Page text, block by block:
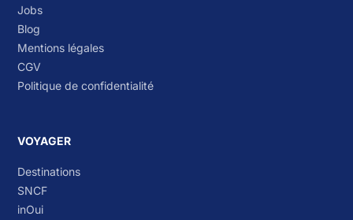
Jobs
Blog
Mentions légales
CGV
Politique de confidentialité
VOYAGER
Destinations
SNCF
inOui